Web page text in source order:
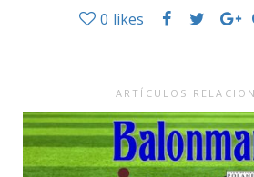
0 likes
ARTÍCULOS